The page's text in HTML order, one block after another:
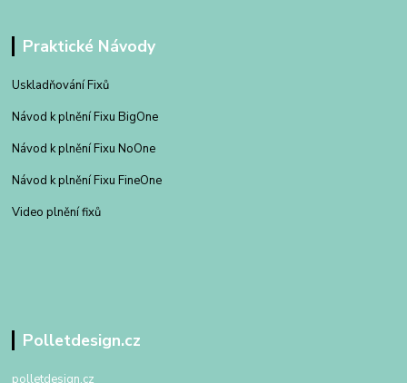
Praktické Návody
Uskladňování Fixů
Návod k plnění Fixu BigOne
Návod k plnění Fixu NoOne
Návod k plnění Fixu FineOne
Video plnění fixů
Polletdesign.cz
polletdesign.cz